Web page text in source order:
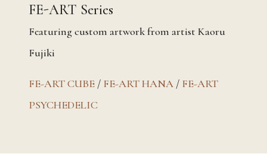
FE-ART Series
Featuring custom artwork from artist Kaoru
Fujiki
FE-ART CUBE / FE-ART HANA / FE-ART
PSYCHEDELIC